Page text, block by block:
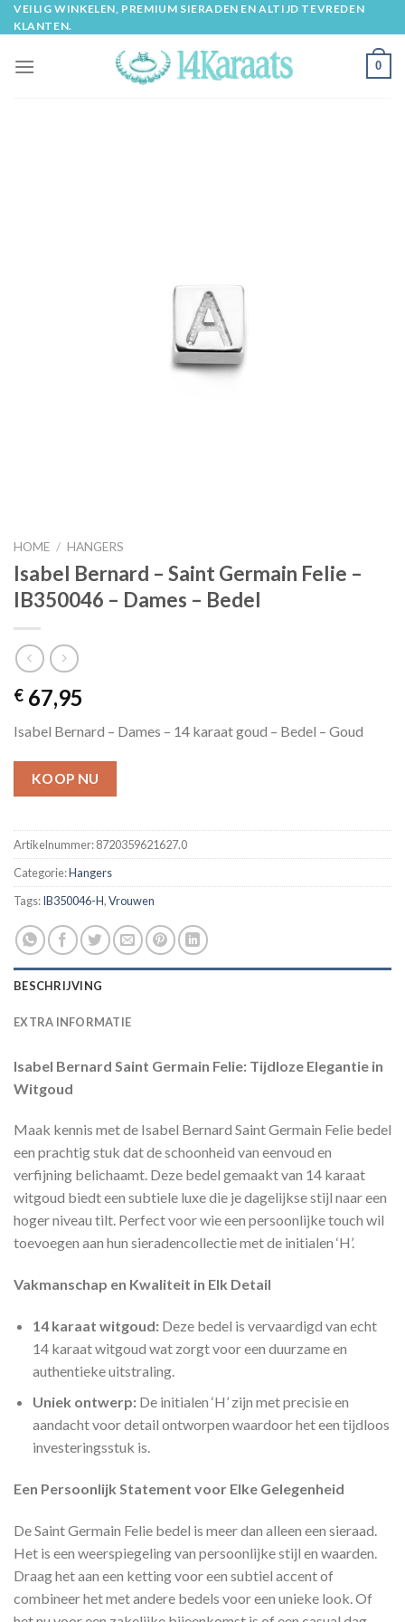
Skip
to
VEILIG WINKELEN, PREMIUM SIERADEN EN ALTIJD TEVREDEN
KLANTEN.
0
HOME / HANGERS
Isabel Bernard – Saint Germain Felie –
IB350046 – Dames – Bedel
€ 67,95
Isabel Bernard – Dames – 14 karaat goud – Bedel – Goud
KOOP NU
Artikelnummer:8720359621627.0
Categorie:Hangers
Tags:IB350046-H,Vrouwen
BESCHRIJVING
EXTRA INFORMATIE
Isabel Bernard Saint Germain Felie: Tijdloze Elegantie in
Witgoud
Maak kennis met de Isabel Bernard Saint Germain Felie bedel
een prachtig stuk dat de schoonheid van eenvoud en
verfijning belichaamt. Deze bedel gemaakt van 14 karaat
witgoud biedt een subtiele luxe die je dagelijkse stijl naar een
hoger niveau tilt. Perfect voor wie een persoonlijke touch wil
toevoegen aan hun sieradencollectie met de initialen ‘H’.
Vakmanschap en Kwaliteit in Elk Detail
14 karaat witgoud:Deze bedel is vervaardigd van echt
14 karaat witgoud wat zorgt voor een duurzame en
authentieke uitstraling.
Uniek ontwerp:De initialen ‘H’ zijn met precisie en
aandacht voor detail ontworpen waardoor het een tijdloos
investeringsstuk is.
Een Persoonlijk Statement voor Elke Gelegenheid
De Saint Germain Felie bedel is meer dan alleen een sieraad.
Het is een weerspiegeling van persoonlijke stijl en waarden.
Draag het aan een ketting voor een subtiel accent of
combineer het met andere bedels voor een unieke look. Of